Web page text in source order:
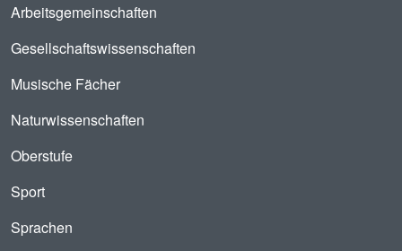
Arbeitsgemeinschaften
Gesellschaftswissenschaften
Musische Fächer
Naturwissenschaften
Oberstufe
Sport
Sprachen